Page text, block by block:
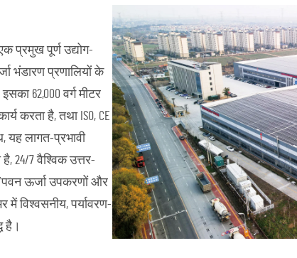
प्रमुख पूर्ण उद्योग-
भंडारण प्रणालियों के
62,000 वर्ग मीटर
करता है, तथा ISO, CE
यह लागत-प्रभावी
24/7 वैश्विक उत्तर-
ऊर्जा उपकरणों और
में विश्वसनीय, पर्यावरण-
है।